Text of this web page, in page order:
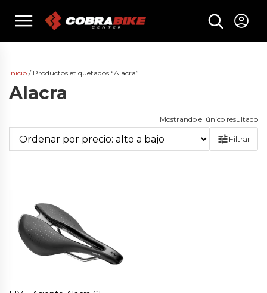
menu
Inicio / Productos etiquetados “Alacra”
Alacra
Mostrando el único resultado
Filtrar